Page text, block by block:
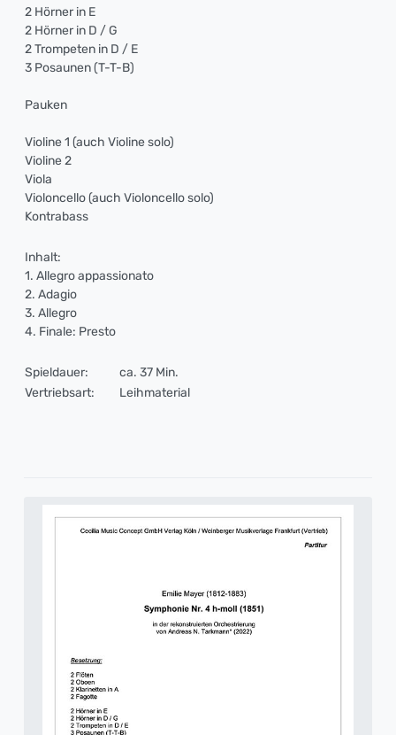
2 Hörner in E
2 Hörner in D / G
2 Trompeten in D / E
3 Posaunen (T-T-B)
Pauken
Violine 1 (auch Violine solo)
Violine 2
Viola
Violoncello (auch Violoncello solo)
Kontrabass
Inhalt:
1. Allegro appassionato
2. Adagio
3. Allegro
4. Finale: Presto
Spieldauer:
ca. 37 Min.
Vertriebsart:
Leihmaterial